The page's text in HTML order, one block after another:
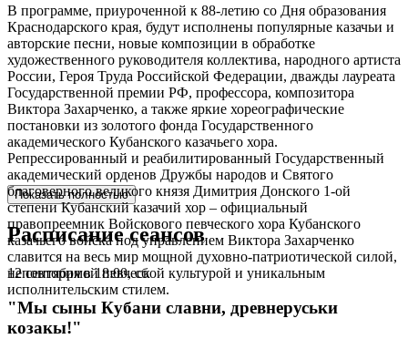
В программе, приуроченной к 88-летию со Дня образования
Краснодарского края, будут исполнены популярные казачьи и
авторские песни, новые композиции в обработке
художественного руководителя коллектива, народного артиста
России, Героя Труда Российской Федерации, дважды лауреата
Государственной премии РФ, профессора, композитора
Виктора Захарченко, а также яркие хореографические
постановки из золотого фонда Государственного
академического Кубанского казачьего хора.
Репрессированный и реабилитированный Государственный
академический орденов Дружбы народов и Святого
благоверного великого князя Димитрия Донского 1-ой
степени Кубанский казачий хор – официальный
правопреемник Войскового певческого хора Кубанского
казачьего войска под управлением Виктора Захарченко
славится на весь мир мощной духовно-патриотической силой,
неповторимой певческой культурой и уникальным
исполнительским стилем.
Показать полностью
Расписание сеансов
12 сентября в 18:00, сб
"Мы сыны Кубани славни, древнеруськи
козакы!"